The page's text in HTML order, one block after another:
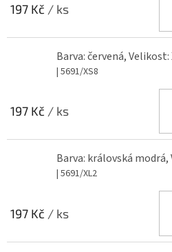
197 Kč / ks
Barva: červená, Velikost:
| 5691/XS8
197 Kč / ks
Barva: královská modrá,
| 5691/XL2
197 Kč / ks